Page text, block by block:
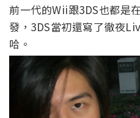
前一代的Wii跟3DS也都是
發，3DS當初還寫了徹夜
哈。